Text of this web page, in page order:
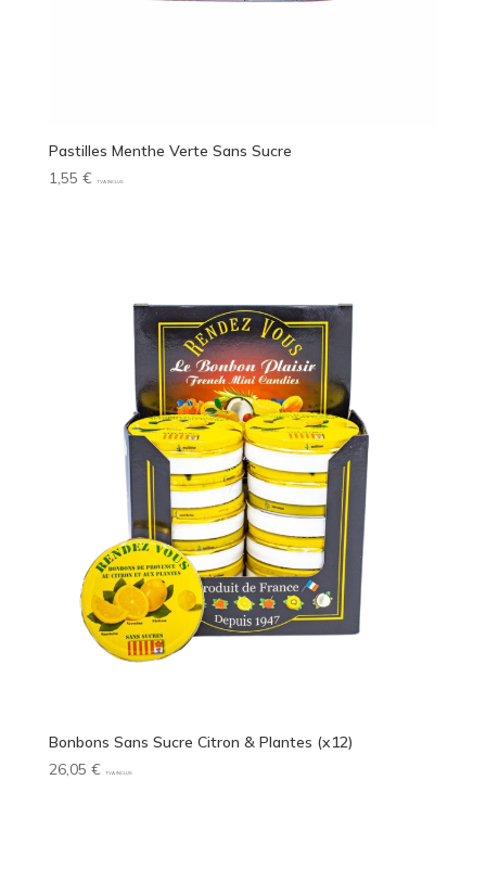
Pastilles Menthe Verte Sans Sucre
1,55 € TVA INCLUS
Bonbons Sans Sucre Citron & Plantes (x12)
26,05 € TVA INCLUS